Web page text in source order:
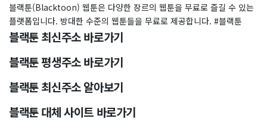
블랙툰(Blacktoon) 웹툰은 다양한 장르의 웹툰을 무료로 즐길 수 있는
플랫폼입니다. 방대한 수준의 웹툰들을 무료로 제공합니다. #블랙툰
블랙툰 최신주소 바로가기
블랙툰 평생주소 바로가기
블랙툰 최신주소 알아보기
블랙툰 대체 사이트 바로가기